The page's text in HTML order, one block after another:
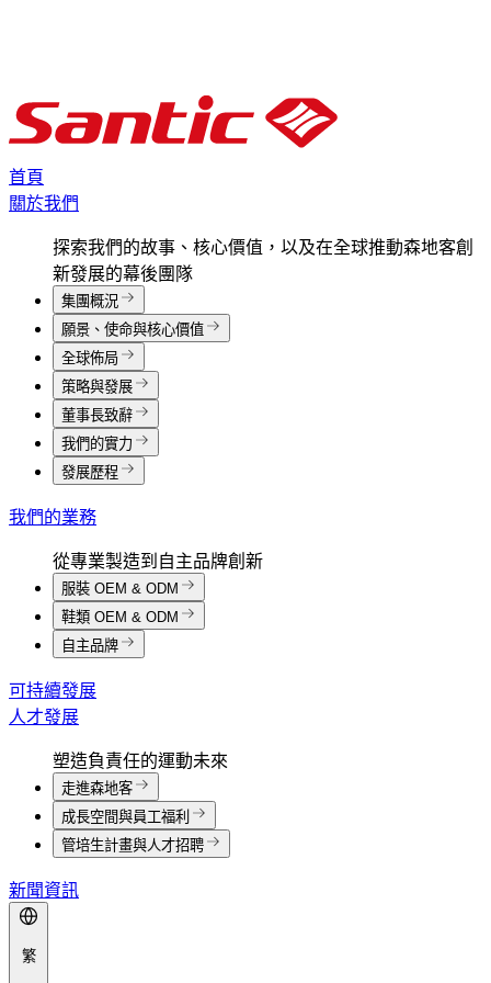
首頁
關於我們
探索我們的故事、核心價值，以及在全球推動森地客創
新發展的幕後團隊
集團概況
願景、使命與核心價值
全球佈局
策略與發展
董事長致辭
我們的實力
發展歷程
我們的業務
從專業製造到自主品牌創新
服裝 OEM & ODM
鞋類 OEM & ODM
自主品牌
可持續發展
人才發展
塑造負責任的運動未來
走進森地客
成長空間與員工福利
管培生計畫與人才招聘
新聞資訊
繁